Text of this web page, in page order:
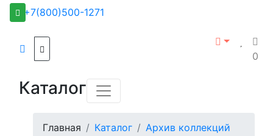
+7(800)500-1271
0
Каталог
Главная Каталог
Архив коллекций